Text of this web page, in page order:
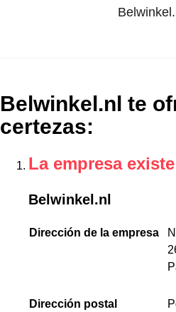
Belwinkel.nl te
certezas:
La empresa
Belwinkel.nl
Dirección de la empresa
Dirección postal